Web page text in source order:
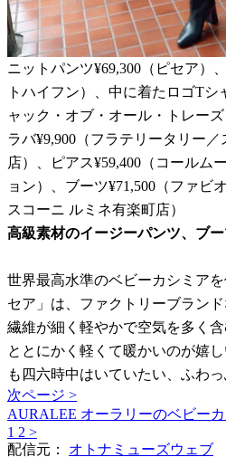
ニットパンツ¥69,300（ピセア）
トハイフン）、中に着たロゴTシ
ャック・オブ・オール・トレー
ラバ¥9,900（フラテリータリー
店）、ピアス¥59,400（コールム
ョン）、ブーツ¥71,500（ファビ
スコーニ ルミネ有楽町店）
高級素材のイージーパンツ、ブ
世界最高水準のベビーカシミア
セア」は、ファクトリーブラン
繊維が細く軽やかで空気を多く
ととにかく軽くて暖かいのが嬉
も四六時中はいていたい、ふわ
次ページ >
AURALEE オーラリーのベビー
1 2 >
配信元： オトナミューズウェブ